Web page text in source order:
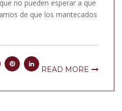
no pueden esperar a que
de que los mantecados
READ MORE